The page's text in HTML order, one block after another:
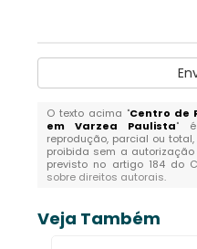
O texto acima "Centro de
em Varzea Paulista" é
reprodução, parcial ou
proibida sem a
previsto no artigo 184 do
sobre direitos autorais.
Veja Também